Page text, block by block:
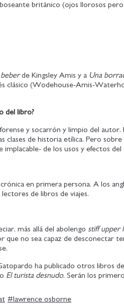
británico (ojos llorosos
de Kingsley Amis y a Una
clásico (Wodehouse-Amis-
del libro?
y socarrón y limpio del autor.
clases de historia etílica. Pero
implacable- de los usos y efectos del
en primera persona. A los
de libros de viajes.
más allá del abolengo stiff upper
que no sea capaz de desconectar
ha publicado otros libros
El turista desnudo. Serán los
#lawrence osborne